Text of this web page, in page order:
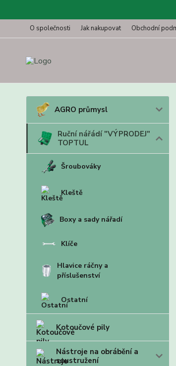
O společnosti Jak nakupovat Obchodní
AGRO průmysl
Ruční nářádí "VÝPRODEJ"
TOPTUL
Šroubováky
Kleště
Boxy a sady nářadí
Klíče
Hlavice ráčny a
příslušenství
Ostatní
Kotoučové pily
Nástroje na obrábění a
soustružení